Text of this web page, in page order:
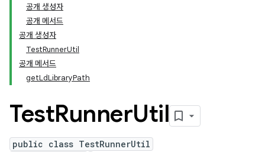
공개 생성자
공개 메서드
공개 생성자
TestRunnerUtil
공개 메서드
getLdLibraryPath
TestRunnerUtil
public class TestRunnerUtil